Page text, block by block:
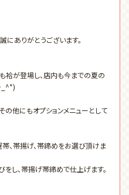
ありがとうございます。
袷が登場し、店内も今までの夏の
の他にもオプションメニューとして
、帯揚げ、帯締めをお選び頂けま
し、帯揚げ帯締めで仕上げます。